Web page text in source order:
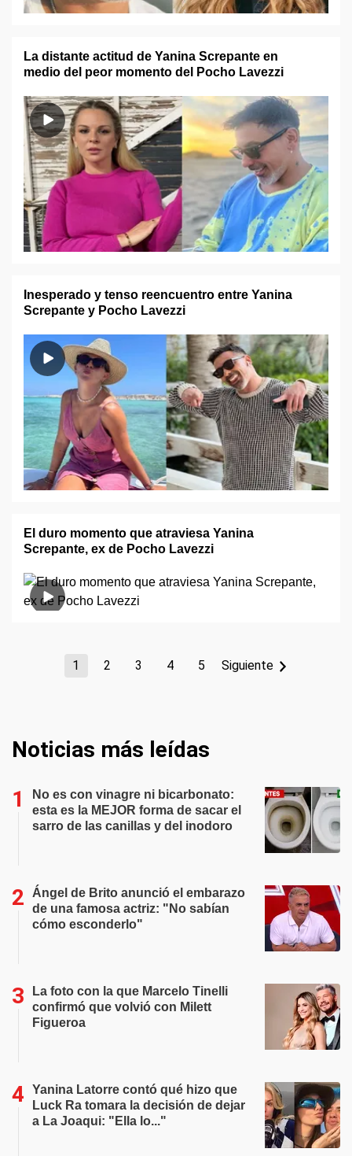
La distante actitud de Yanina Screpante en
medio del peor momento del Pocho Lavezzi
Inesperado y tenso reencuentro entre Yanina
Screpante y Pocho Lavezzi
El duro momento que atraviesa Yanina
Screpante, ex de Pocho Lavezzi
1 2 3 4 5 Siguiente
Noticias más leídas
No es con vinagre ni bicarbonato:
esta es la MEJOR forma de sacar el
sarro de las canillas y del inodoro
Ángel de Brito anunció el embarazo
de una famosa actriz: "No sabían
cómo esconderlo"
La foto con la que Marcelo Tinelli
confirmó que volvió con Milett
Figueroa
Yanina Latorre contó qué hizo que
Luck Ra tomara la decisión de dejar
a La Joaqui: "Ella lo..."